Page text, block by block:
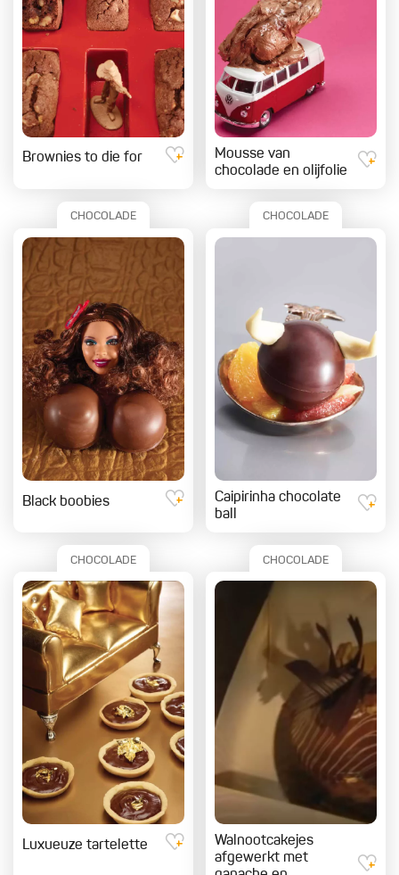
Brownies to die for
Mousse van
chocolade en olijfolie
CHOCOLADE
Black boobies
CHOCOLADE
Caipirinha chocolate
ball
CHOCOLADE
Luxueuze tartelette
CHOCOLADE
Walnootcakejes
afgewerkt met